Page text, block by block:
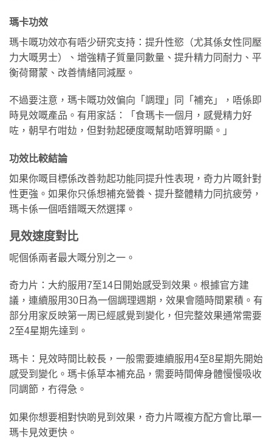
瑪卡功效
瑪卡嘅功效亦有唔少研究支持：提升性慾（尤其係女性同壓
力大嘅男士）、增強精子質量同數量、提升精力同耐力、平
衡荷爾蒙、改善情緒同減壓。
不過要注意，瑪卡嘅功效偏向「調理」同「補充」，唔係即
時見效嘅產品。有用家話：「食瑪卡一個月，感覺精力好
咗，朝早冇咁攰，但對勃起硬度嘅幫助唔算明顯。」
功效比較結論
如果你嘅目標係改善勃起功能同提升性表現，奇力片嘅針對
性更強。如果你只係想補充營養、提升整體精力同抗疲勞，
瑪卡係一個唔錯嘅天然選擇。
見效速度對比
呢個係兩者最大嘅分別之一。
奇力片：大約服用7至14日開始感受到效果。根據官方建
議，連續服用30日為一個調理週期，效果會隨時間累積。有
部分用家反映第一周已經感覺到變化，但完整效果通常需要
2至4星期先達到。
瑪卡：見效時間比較長，一般需要連續服用4至8星期先開始
感受到變化。瑪卡係草本補充品，需要時間俾身體慢慢吸收
同調節，冇得急。
如果你想要相對快啲見到效果，奇力片嘅複方配方會比單一
瑪卡見效更快。